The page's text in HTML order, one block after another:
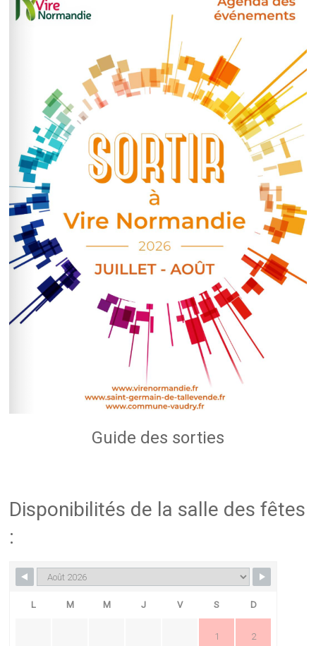
Guide des sorties
Disponibilités de la salle des fêtes
:
L M M J V S D
1 2